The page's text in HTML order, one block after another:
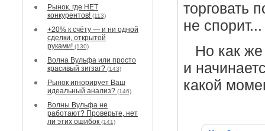
Рынок, где НЕТ
конкурентов! (113)
+20% к счёту — и ни одной
сделки, открытой
руками! (130)
Волна Вульфа или просто
красивый зигзаг? (143)
Рынок игнорирует Ваш
идеальный анализ? (146)
Волны Вульфа не
работают? Проверьте, нет
ли этих ошибок (141)
торговать
не спорит...
Но как же
и
какой